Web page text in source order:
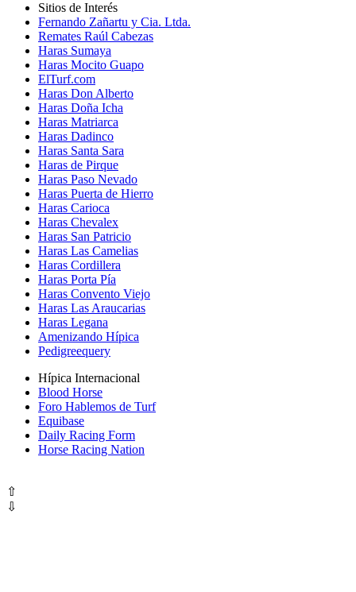
Sitios de Interés
Fernando Zañartu y Cia. Ltda.
Remates Raúl Cabezas
Haras Sumaya
Haras Mocito Guapo
ElTurf.com
Haras Don Alberto
Haras Doña Icha
Haras Matriarca
Haras Dadinco
Haras Santa Sara
Haras de Pirque
Haras Paso Nevado
Haras Puerta de Hierro
Haras Carioca
Haras Chevalex
Haras San Patricio
Haras Las Camelias
Haras Cordillera
Haras Porta Pía
Haras Convento Viejo
Haras Las Araucarias
Haras Legana
Amenizando Hípica
Pedigreequery
Hípica Internacional
Blood Horse
Foro Hablemos de Turf
Equibase
Daily Racing Form
Horse Racing Nation
⇧
⇩